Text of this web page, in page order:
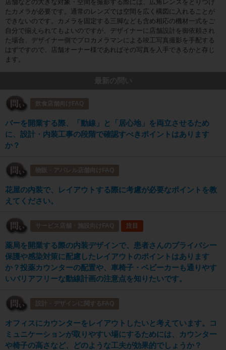
店舗などの大きな対象・空間を撮影する際には、広角レンズをとりつけ
たカメラが必要です。通常のレンズでは空間を広く構図に入れることが
できないのです。カメラを固定する三脚なども含め相応の機材一式をご
自分で揃えられてもよいのですが、デザイナーに店舗設計を御依頼され
た場合、デザイナー側でプロカメラマンによる竣工写真撮影を手配する
はずですので、店舗オーナー様であればその写真を入手できるかと存じ
ます。
飲食店舗向けFAQ
バーを開業する際、「動線」と「居心地」を両立させるため
に、設計・内装工事の段階で確認すべきポイントはあります
か？
物販・アパレル店舗向けFAQ
花屋の内装で、レイアウトする際に考慮が必要なポイントを教
えてください。
サービス店舗・施設向けFAQ 注目
薬局を開業する際の内装デザインで、患者さんのプライバシー
保護や感染対策に配慮したレイアウトのポイントはあります
か？投薬カウンターの配置や、車椅子・ベビーカーも通りやす
いバリアフリーな動線計画の注意点を知りたいです。
設計・デザインに関するFAQ
オフィスにカウンターをレイアウトしたいと考えています。コ
ミュニケーションが取りやすい場にするためには、カウンター
や椅子の高さなど、どのような工夫が効果的でしょうか？